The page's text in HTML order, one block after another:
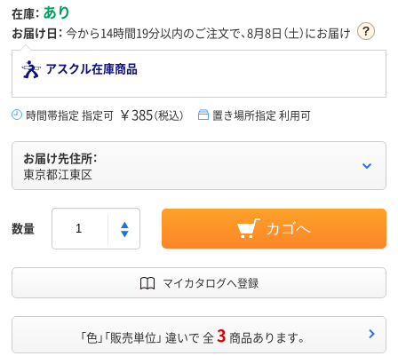
在庫： あり
お届け日： 今から14時間19分以内のご注文で、8月8日（土）にお届け
アスクル在庫商品
時間帯指定 指定可 ￥385（税込） 置き場所指定 利用可
お届け先住所：
東京都江東区
数量 カゴへ
マイカタログへ登録
「色」「販売単位」 違いで 全3 商品あります。